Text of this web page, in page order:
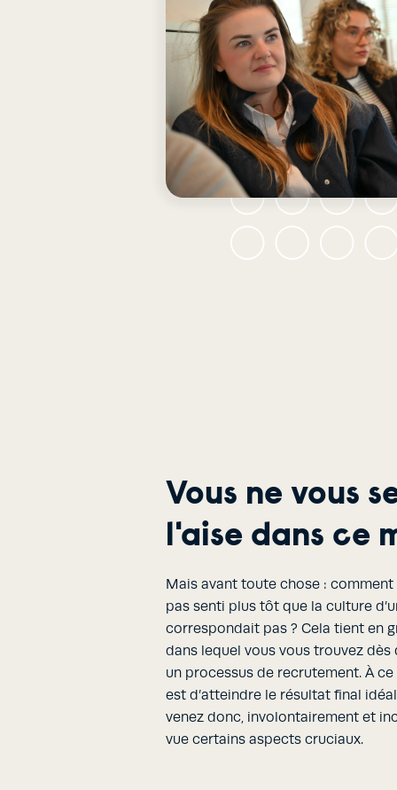
Vous ne vous
l'aise dans ce
Mais avant toute chose : comment
pas senti plus tôt que la culture
correspondait pas ? Cela tient en
dans lequel vous vous trouvez dès
un processus de recrutement. À
est d’atteindre le résultat final
venez donc, involontairement et
vue certains aspects cruciaux.